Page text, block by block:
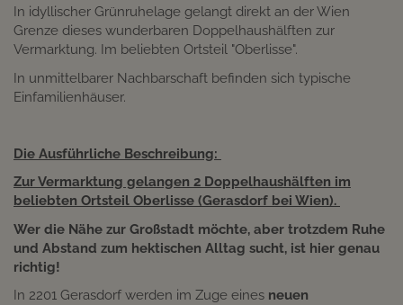
In idyllischer Grünruhelage gelangt direkt an der Wien
Grenze dieses wunderbaren Doppelhaushälften zur
Vermarktung. Im beliebten Ortsteil "Oberlisse".
In unmittelbarer Nachbarschaft befinden sich typische
Einfamilienhäuser.
Die Ausführliche Beschreibung:
Zur Vermarktung gelangen 2 Doppelhaushälften im
beliebten Ortsteil Oberlisse (Gerasdorf bei Wien).
Wer die Nähe zur Großstadt möchte, aber trotzdem Ruhe
und Abstand zum hektischen Alltag sucht, ist hier genau
richtig!
In 2201 Gerasdorf werden im Zuge eines neuen